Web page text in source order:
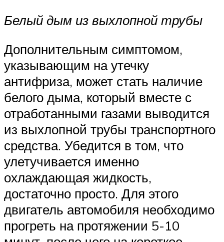
Белый дым из выхлопной трубы
Дополнительным симптомом,
указывающим на утечку
антифриза, может стать наличие
белого дыма, который вместе с
отработанными газами выводится
из выхлопной трубы транспортного
средства. Убедится в том, что
улетучивается именно
охлаждающая жидкость,
достаточно просто. Для этого
двигатель автомобиля необходимо
прогреть на протяжении 5-10